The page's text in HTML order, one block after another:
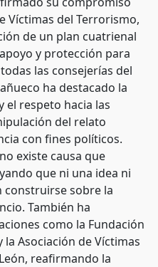
Víctimas del Terrorismo,
de un plan cuatrienal
y protección para
las consejerías del
ha destacado la
el respeto hacia las
del relato
con fines políticos.
existe causa que
que ni una idea ni
sobre la
También ha
como la Fundación
Asociación de Víctimas
reafirmando la